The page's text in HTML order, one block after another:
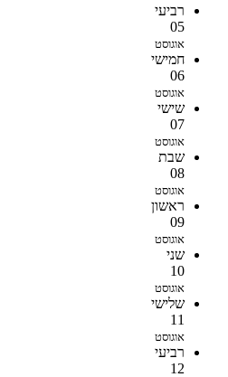
רביעי
05
אוגוסט
חמישי
06
אוגוסט
שישי
07
אוגוסט
שבת
08
אוגוסט
ראשון
09
אוגוסט
שני
10
אוגוסט
שלישי
11
אוגוסט
רביעי
12